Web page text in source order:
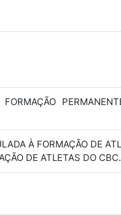
À FORMAÇÃO DE
DE ATLETAS DO CBC.